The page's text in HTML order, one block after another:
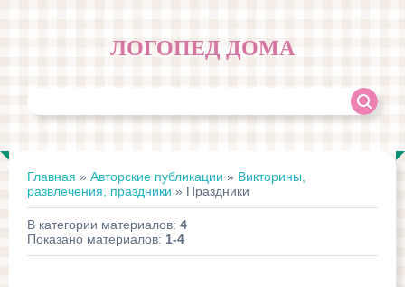
ЛОГОПЕД ДОМА
Главная » Авторские публикации » Викторины,
развлечения, праздники » Праздники
В категории материалов: 4
Показано материалов: 1-4